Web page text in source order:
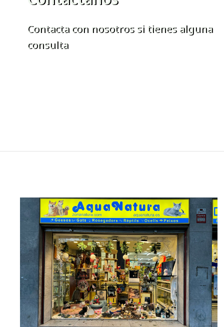
Contacta con nosotros si tienes alguna
consulta